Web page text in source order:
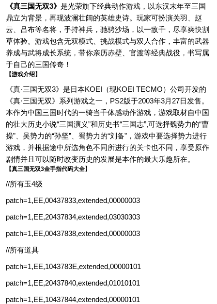
《真三国无双3》 是光荣旗下经典动作游戏，以东汉末年至三国
鼎立为背景，再现波澜壮阔的英雄史诗。玩家可扮演关羽、赵
云、吕布等名将，手持神兵，驰骋沙场，以一敌千，尽享爽快割
草体验。游戏包含无双模式、挑战模式与双人合作，丰富的武器
养成与武将成长系统，带你亲历赤壁、官渡等经典战役，书写属
于自己的三国传奇！
【游戏介绍】
《真·三国无双3》是日本KOEI（现KOEI TECMO）公司开发的
《真·三国无双》系列游戏之一，PS2版于2003年3月27日发售。
本作为中国三国时代的一骑当千体感动作游戏，游戏取材自中国
的壮大历史小说“三国演义”和历史书“三国志”,可选择魏势力的“曹
操”、吴势力的“孙坚”、蜀势力的“刘备”，游戏中要选择势力进行
游戏，并根据途中所选角色不同所进行的关卡也不同，享受原作
剧情并且可以随时改变历史的发展是本作的最大乐趣所在。
【真三国无双3金手指代码大全】
//所有玉4级
patch=1,EE,00437833,extended,00000003
patch=1,EE,20437834,extended,03030303
patch=1,EE,00437838,extended,00000003
//所有道具
patch=1,EE,1043783E,extended,00000101
patch=1,EE,20437840,extended,01010101
patch=1,EE,10437844,extended,00000101